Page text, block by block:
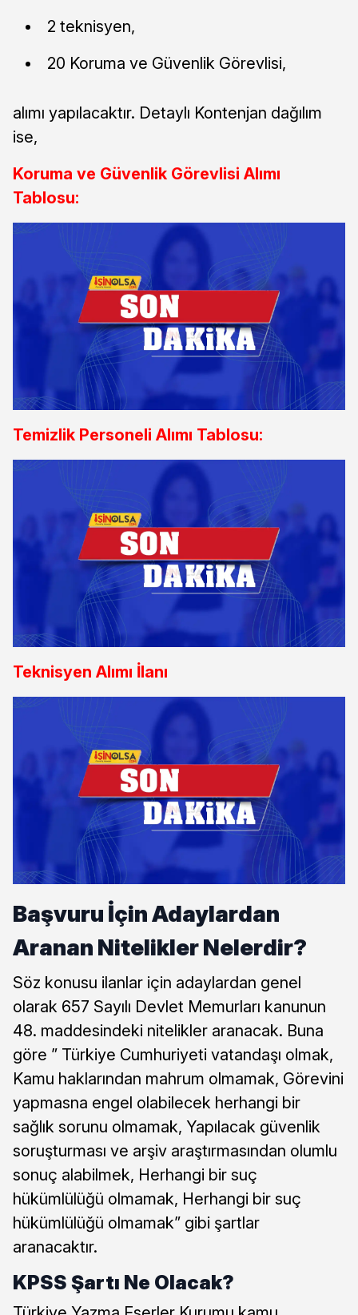
2 teknisyen,
20 Koruma ve Güvenlik Görevlisi,
alımı yapılacaktır. Detaylı Kontenjan dağılım
ise,
Koruma ve Güvenlik Görevlisi Alımı
Tablosu:
Temizlik Personeli Alımı Tablosu:
Teknisyen Alımı İlanı
Başvuru İçin Adaylardan
Aranan Nitelikler Nelerdir?
Söz konusu ilanlar için adaylardan genel
olarak 657 Sayılı Devlet Memurları kanunun
48. maddesindeki nitelikler aranacak. Buna
göre ” Türkiye Cumhuriyeti vatandaşı olmak,
Kamu haklarından mahrum olmamak, Görevini
yapmasna engel olabilecek herhangi bir
sağlık sorunu olmamak, Yapılacak güvenlik
soruşturması ve arşiv araştırmasından olumlu
sonuç alabilmek, Herhangi bir suç
hükümlülüğü olmamak, Herhangi bir suç
hükümlülüğü olmamak” gibi şartlar
aranacaktır.
KPSS Şartı Ne Olacak?